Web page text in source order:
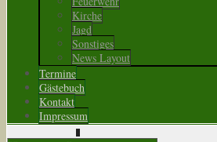
Kirche
Jagd
Sonstiges
News Layout
Termine
Gästebuch
Kontakt
Impressum